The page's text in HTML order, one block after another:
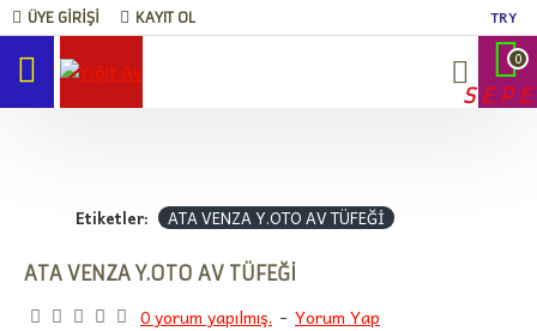
ÜYE GIRIŞI KAYIT OL TRY
0
Etiketler: ATA VENZA Y.OTO AV TÜFEĞİ
ATA VENZA Y.OTO AV TÜFEĞİ
0 yorum yapılmış. - Yorum Yap